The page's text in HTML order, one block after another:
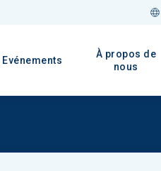
Evénements
À propos de
nous